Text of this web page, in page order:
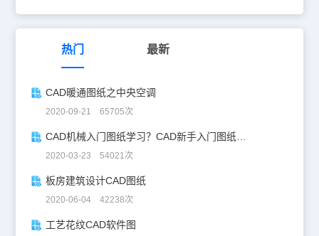
热门 最新
CAD暖通图纸之中央空调
2020-09-21 65705次
CAD机械入门图纸学习？CAD新手入门图纸练习
2020-03-23 54021次
板房建筑设计CAD图纸
2020-06-04 42238次
工艺花纹CAD软件图